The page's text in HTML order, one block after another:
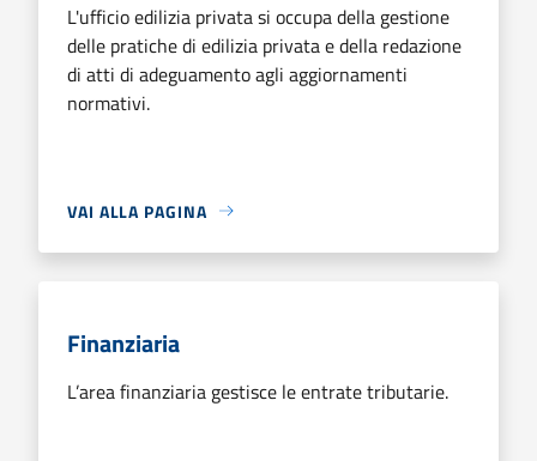
L'ufficio edilizia privata si occupa della gestione
delle pratiche di edilizia privata e della redazione
di atti di adeguamento agli aggiornamenti
normativi.
VAI ALLA PAGINA
Finanziaria
L’area finanziaria gestisce le entrate tributarie.